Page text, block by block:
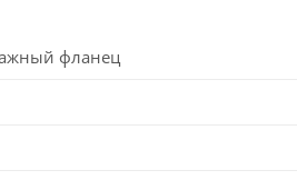
фланец